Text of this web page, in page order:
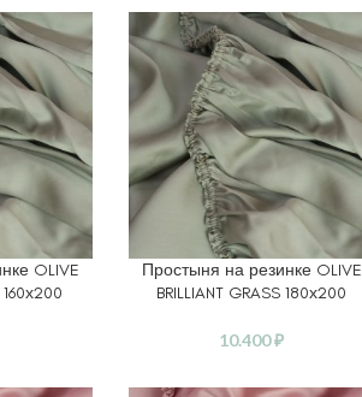
OLIVE
160х200
В КОРЗИНУ
Простыня на резинке OLIVE
BRILLIANT GRASS 180х200
10.400₽